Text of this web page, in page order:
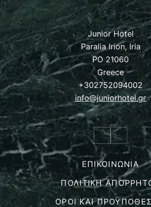
Junior Hotel
Paralia Irion, Iria
PO 21060
Greece
+302752094002
info@juniorhotel.gr
ΕΠΙΚΟΙΝΩΝΙΑ
ΠΟΛΙΤΙΚΉ
ΌΡΟΙ ΚΑΙ